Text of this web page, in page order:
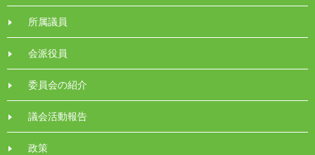
所属議員
会派役員
委員会の紹介
議会活動報告
政策